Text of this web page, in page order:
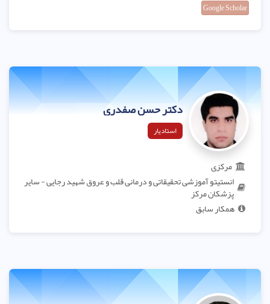
Google Scholar
دکتر حسن صفدری
استادیار
مرکزی
انستیتو آموزشی تحقیقاتی و درمانی قلب و عروق شهید رجایی - سایر
پزشکان مرکز
همکار سابق